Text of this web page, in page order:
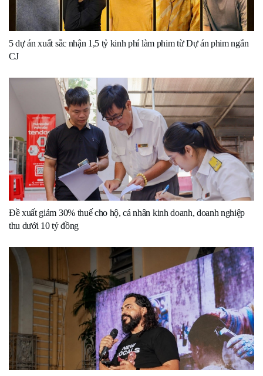
5 dự án xuất sắc nhận 1,5 tỷ kinh phí làm phim từ Dự án phim ngắn
CJ
Đề xuất giảm 30% thuế cho hộ, cá nhân kinh doanh, doanh nghiệp
thu dưới 10 tỷ đồng